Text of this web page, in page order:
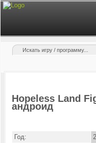
Hopeless Land
андроид
Год: